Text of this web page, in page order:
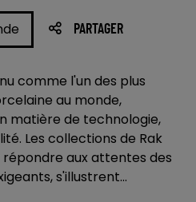
PARTAGER
comme l'un des plus
au monde,
matière de technologie,
Les collections de Rak
aux attentes des
s'illustrent...